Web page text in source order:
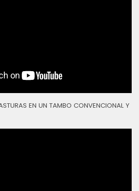
EN UN TAMBO CONVENCIONAL Y